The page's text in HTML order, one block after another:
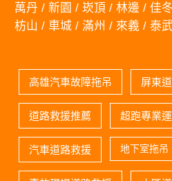
萬丹 / 新園 / 崁頂 / 林邊 / 佳
枋山 / 車城 / 滿州 / 來義 / 泰
高雄汽車故障拖吊 屏東
道路救援推薦 超跑專業
汽車道路救援 地下室拖吊